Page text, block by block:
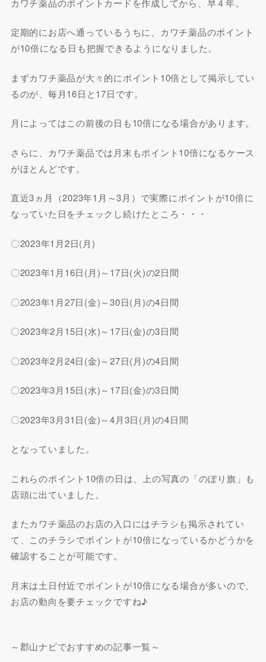
カワチ薬品のポイントカードを作成してから、早４年。
定期的にお店へ通っているうちに、カワチ薬品のポイント
が10倍になる日も把握できるようになりました。
まずカワチ薬品が大々的にポイント10倍として掲示してい
るのが、毎月16日と17日です。
月によってはこの前後の日も10倍になる場合があります。
さらに、カワチ薬品では月末もポイント10倍になるケース
がほとんどです。
直近3ヵ月（2023年1月～3月）で実際にポイントが10倍に
なっていた日をチェックし続けたところ・・・
〇2023年1月2日(月)
〇2023年1月16日(月)～17日(火)の2日間
〇2023年1月27日(金)～30日(月)の4日間
〇2023年2月15日(水)～17日(金)の3日間
〇2023年2月24日(金)～27日(月)の4日間
〇2023年3月15日(水)～17日(金)の3日間
〇2023年3月31日(金)～4月3日(月)の4日間
となっていました。
これらのポイント10倍の日は、上の写真の「のぼり旗」も
店頭に出ていました。
またカワチ薬品のお店の入口にはチラシも掲示されてい
て、このチラシでポイントが10倍になっているかどうかを
確認することが可能です。
月末は土日付近でポイントが10倍になる場合が多いので、
お店の動向を要チェックですね♪
～郡山ナビでおすすめの記事一覧～